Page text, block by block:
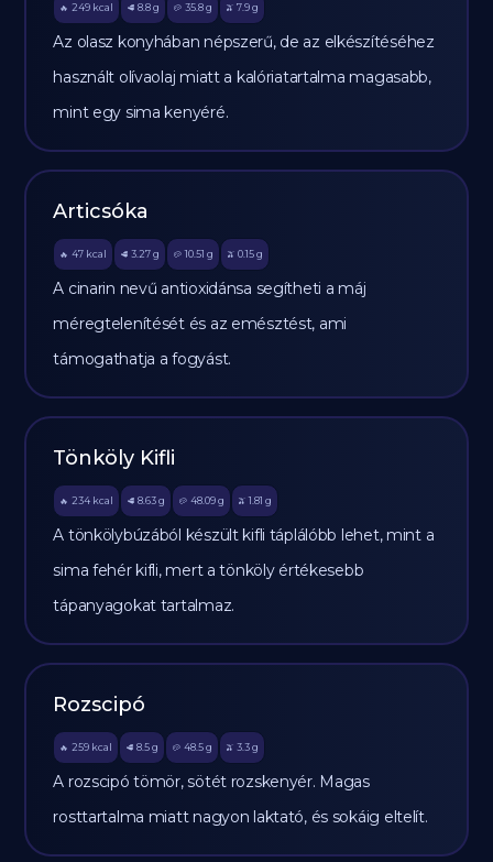
🔥 249 kcal 🥩 8.8 g 🥔 35.8g 🫒 7.9 g
Az olasz konyhában népszerű, de az elkészítéséhez
használt olívaolaj miatt a kalóriatartalma magasabb,
mint egy sima kenyéré.
Articsóka
🔥 47 kcal 🥩 3.27 g 🥔 10.51 g 🫒 0.15 g
A cinarin nevű antioxidánsa segítheti a máj
méregtelenítését és az emésztést, ami
támogathatja a fogyást.
Tönköly Kifli
🔥 234 kcal 🥩 8.63 g 🥔 48.09g 🫒 1.81 g
A tönkölybúzából készült kifli táplálóbb lehet, mint a
sima fehér kifli, mert a tönköly értékesebb
tápanyagokat tartalmaz.
Rozscipó
🔥 259 kcal 🥩 8.5 g 🥔 48.5g 🫒 3.3 g
A rozscipó tömör, sötét rozskenyér. Magas
rosttartalma miatt nagyon laktató, és sokáig eltelít.